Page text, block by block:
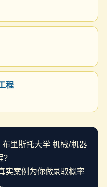
程
布里斯托大学 机械/机器
实案例为你做录取概率